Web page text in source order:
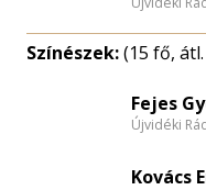
Színészek:(15 fő,
Fejes
Újvidéki
Kovács